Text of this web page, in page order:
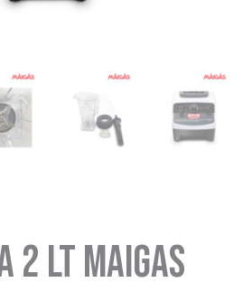
2 Lt Maigas